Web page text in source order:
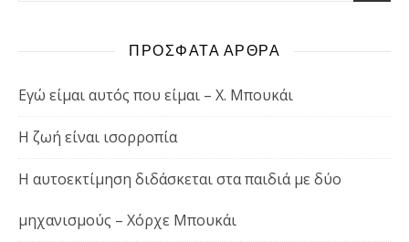
ΠΡΟΣΦΑΤΑ ΑΡΘΡΑ
Εγώ είμαι αυτός που είμαι – Χ. Μπουκάι
Η ζωή είναι ισορροπία
Η αυτοεκτίμηση διδάσκεται στα παιδιά με δύο
μηχανισμούς – Χόρχε Μπουκάι